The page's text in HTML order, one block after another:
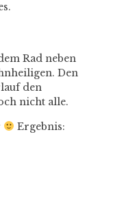
Rad neben
Den
den
nicht alle.
Ergebnis: